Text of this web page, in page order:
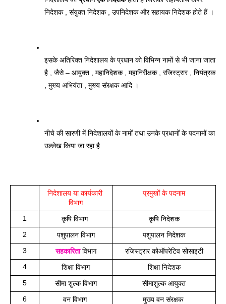
निदेशक , संयुक्त निदेशक , उपनिदेशक और सहायक निदेशक होते हैं ।
इसके अतिरिक्त निदेशालय के प्रधान को विभिन्न नामों से भी जाना जाता
है , जैसे – आयुक्त , महानिदेशक , महानिरीक्षक , रजिस्ट्रार , नियंत्रक
, मुख्य अभियंता , मुख्य संरक्षक आदि ।
नीचे की सारणी में निदेशालयों के नामों तथा उनके प्रधानों के पदनामों का
उल्लेख किया जा रहा है
निदेशालय या कार्यकारी
विभाग
प्रमुखों के पदनाम
1 कृषि विभाग
कृषि निदेशक
2
पशुपालन विभाग
पशुपालन निदेशक
3
सहकारिता विभाग
रजिस्ट्रार कोऑपरेटिव सोसाइटी
4
शिक्षा विभाग
शिक्षा निदेशक
5
सीमा शुल्क विभाग
सीमाशुल्क आयुक्त
6
वन विभाग
मुख्य वन संरक्षक